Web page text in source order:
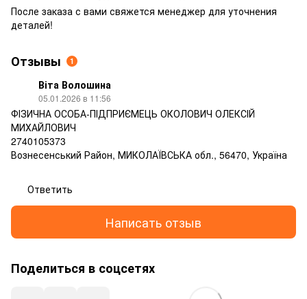
После заказа с вами свяжется менеджер для уточнения
деталей!
Отзывы 1
Віта Волошина
05.01.2026 в 11:56
ФІЗИЧНА ОСОБА-ПІДПРИЄМЕЦЬ ОКОЛОВИЧ ОЛЕКСІЙ
МИХАЙЛОВИЧ
2740105373
Вознесенський Район, МИКОЛАЇВСЬКА обл., 56470, Україна
Ответить
Написать отзыв
Поделиться в соцсетях